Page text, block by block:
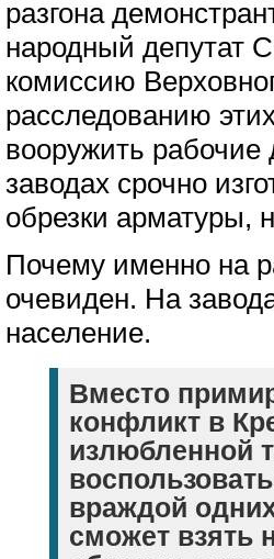
разгона
народный депутат
комиссию
расследованию
вооружить
заводах срочно
обрезки арматуры,
Почему именно на
очевиден. На
население.
Вместо
конфликт в
излюбленной
враждой
сможет взять